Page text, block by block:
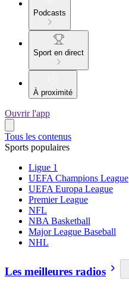
Podcasts
Sport en direct
À proximité
Ouvrir l'app
Tous les contenus
Sports populaires
Ligue 1
UEFA Champions League
UEFA Europa League
Premier League
NFL
NBA Basketball
Major League Baseball
NHL
Les meilleures radios